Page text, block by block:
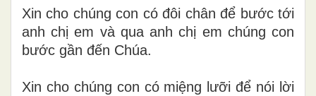
Xin cho chúng con có đôi chân để bước tới
anh chị em và qua anh chị em chúng con
bước gần đến Chúa.
Xin cho chúng con có miệng lưỡi để nói lời